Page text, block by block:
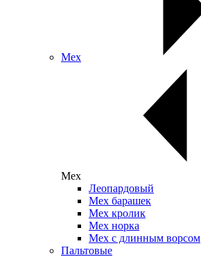
Мех
Мех
Леопардовый
Мех барашек
Мех кролик
Мех норка
Мех с длинным ворсом
Пальтовые